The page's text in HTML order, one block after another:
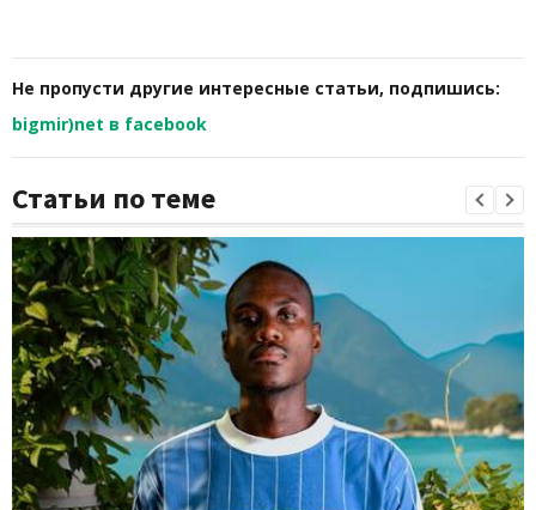
Не пропусти другие интересные статьи, подпишись:
bigmir)net в facebook
Статьи по теме